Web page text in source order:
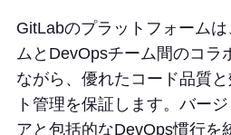
GitLabのプラットフォーム
ムとDevOpsチーム間のコラ
ながら、優れたコード品質
ト管理を保証します。バー
アと包括的なDevOps慣行を